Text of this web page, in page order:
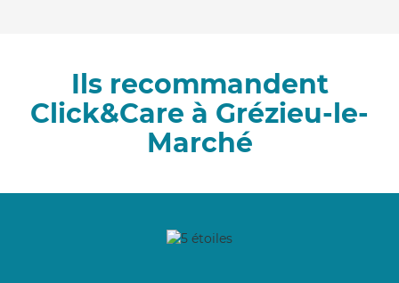
Ils recommandent
Click&Care à Grézieu-le-
Marché